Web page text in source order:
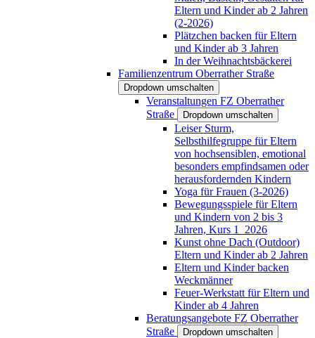
Eltern und Kinder ab 2 Jahren
(2-2026)
Plätzchen backen für Eltern
und Kinder ab 3 Jahren
In der Weihnachtsbäckerei
Familienzentrum Oberrather Straße
Dropdown umschalten
Veranstaltungen FZ Oberrather
Straße
Dropdown umschalten
Leiser Sturm,
Selbsthilfegruppe für Eltern
von hochsensiblen, emotional
besonders empfindsamen oder
herausfordernden Kindern
Yoga für Frauen (3-2026)
Bewegungsspiele für Eltern
und Kindern von 2 bis 3
Jahren, Kurs 1_2026
Kunst ohne Dach (Outdoor)
Eltern und Kinder ab 2 Jahren
Eltern und Kinder backen
Weckmänner
Feuer-Werkstatt für Eltern und
Kinder ab 4 Jahren
Beratungsangebote FZ Oberrather
Straße
Dropdown umschalten